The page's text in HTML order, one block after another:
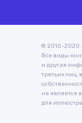
© 2010-
Все виды
и другая
третьих лиц,
не является
для